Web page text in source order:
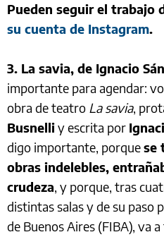
Pueden seguir el trabajo
su cuenta de Instagram.
3. La savia, de Ignacio
importante para agendar:
obra de teatro La savia,
Busnelliy escrita por
digo importante, porquese
obras indelebles,
crudeza, y porque, tras
distintas salas y de su paso
de Buenos Aires (FIBA), va